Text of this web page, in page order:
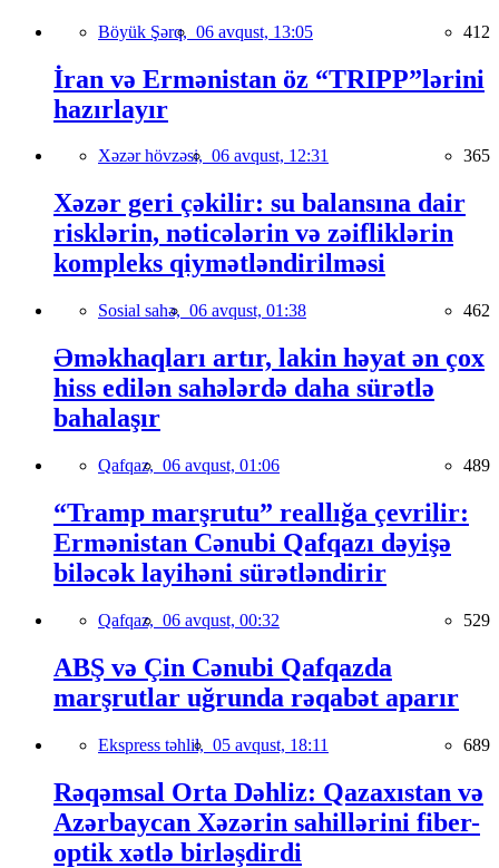
Böyük Şərq, 06 avqust, 13:05 412
İran və Ermənistan öz “TRIPP”lərini
hazırlayır
Xəzər hövzəsi, 06 avqust, 12:31 365
Xəzər geri çəkilir: su balansına dair
risklərin, nəticələrin və zəifliklərin
kompleks qiymətləndirilməsi
Sosial sahə, 06 avqust, 01:38 462
Əməkhaqları artır, lakin həyat ən çox
hiss edilən sahələrdə daha sürətlə
bahalaşır
Qafqaz, 06 avqust, 01:06 489
“Tramp marşrutu” reallığa çevrilir:
Ermənistan Cənubi Qafqazı dəyişə
biləcək layihəni sürətləndirir
Qafqaz, 06 avqust, 00:32 529
ABŞ və Çin Cənubi Qafqazda
marşrutlar uğrunda rəqabət aparır
Ekspress təhlil, 05 avqust, 18:11 689
Rəqəmsal Orta Dəhliz: Qazaxıstan və
Azərbaycan Xəzərin sahillərini fiber-
optik xətlə birləşdirdi